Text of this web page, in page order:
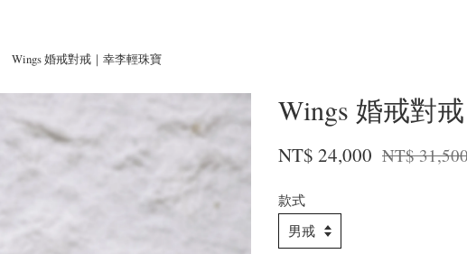
Wings 婚戒對戒｜幸李輕珠寶
Wings 婚戒對
NT$ 24,000 NT$
款式